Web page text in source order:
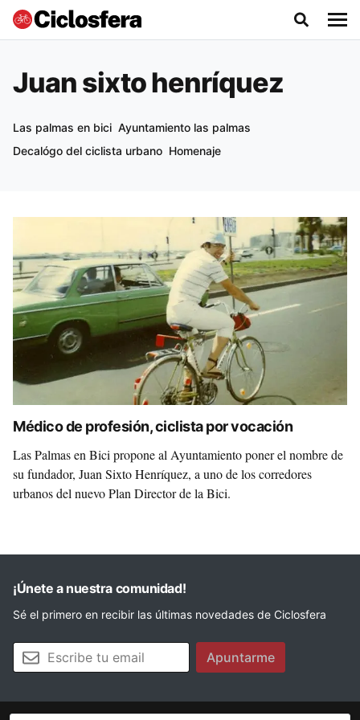
Juan sixto henríquez
Las palmas en bici Ayuntamiento las palmas
Decalógo del ciclista urbano Homenaje
Médico de profesión, ciclista por vocación
Las Palmas en Bici propone al Ayuntamiento poner el nombre de
su fundador, Juan Sixto Henríquez, a uno de los corredores
urbanos del nuevo Plan Director de la Bici.
¡Únete a nuestra comunidad!
Sé el primero en recibir las últimas novedades de Ciclosfera
Tu email Apuntarme